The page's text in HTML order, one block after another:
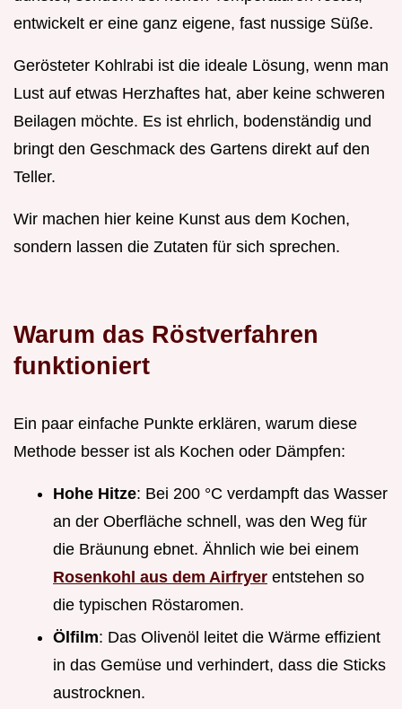
entwickelt er eine ganz eigene, fast nussige Süße.
Gerösteter Kohlrabi ist die ideale Lösung, wenn man
Lust auf etwas Herzhaftes hat, aber keine schweren
Beilagen möchte. Es ist ehrlich, bodenständig und
bringt den Geschmack des Gartens direkt auf den
Teller.
Wir machen hier keine Kunst aus dem Kochen,
sondern lassen die Zutaten für sich sprechen.
Warum das Röstverfahren
funktioniert
Ein paar einfache Punkte erklären, warum diese
Methode besser ist als Kochen oder Dämpfen:
Hohe Hitze: Bei 200 °C verdampft das Wasser
an der Oberfläche schnell, was den Weg für
die Bräunung ebnet. Ähnlich wie bei einem
Rosenkohl aus dem Airfryer entstehen so
die typischen Röstaromen.
Ölfilm: Das Olivenöl leitet die Wärme effizient
in das Gemüse und verhindert, dass die Sticks
austrocknen.